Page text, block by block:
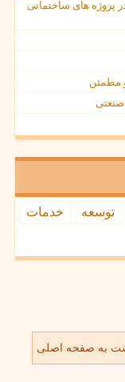
پروژه های ساختمانی
مطمئن
صنعتی
توسعه
خدمات
به صفحه اصلی